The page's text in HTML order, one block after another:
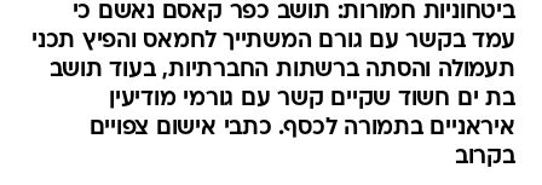
ביטחוניות חמורות: תושב כפר קאסם נאשם כי
עמד בקשר עם גורם המשתייך לחמאס והפיץ תכני
תעמולה והסתה ברשתות החברתיות, בעוד תושב
בת ים חשוד שקיים קשר עם גורמי מודיעין
איראניים בתמורה לכסף. כתבי אישום צפויים
בקרוב